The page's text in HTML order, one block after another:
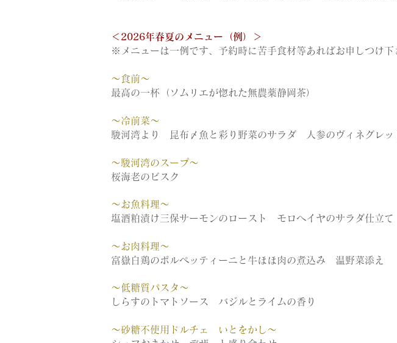
＜2026年春夏のメニュー（例）＞
※メニューは一例です、予約時に苦手食材等あればお申しつけ下
～食前～
最高の一杯（ソムリエが惚れた無農薬静岡茶）
～冷前菜～
駿河湾より 昆布〆魚と彩り野菜のサラダ 人参のヴィネグレッ
～駿河湾のスープ～
桜海老のビスク
～お魚料理～
塩酒粕漬け三保サーモンのロースト モロヘイヤのサラダ仕立て
～お肉料理～
富嶽白鶏のポルペッティーニと牛ほほ肉の煮込み 温野菜添え
～低糖質パスタ～
しらすのトマトソース バジルとライムの香り
～砂糖不使用ドルチェ いとをかし～